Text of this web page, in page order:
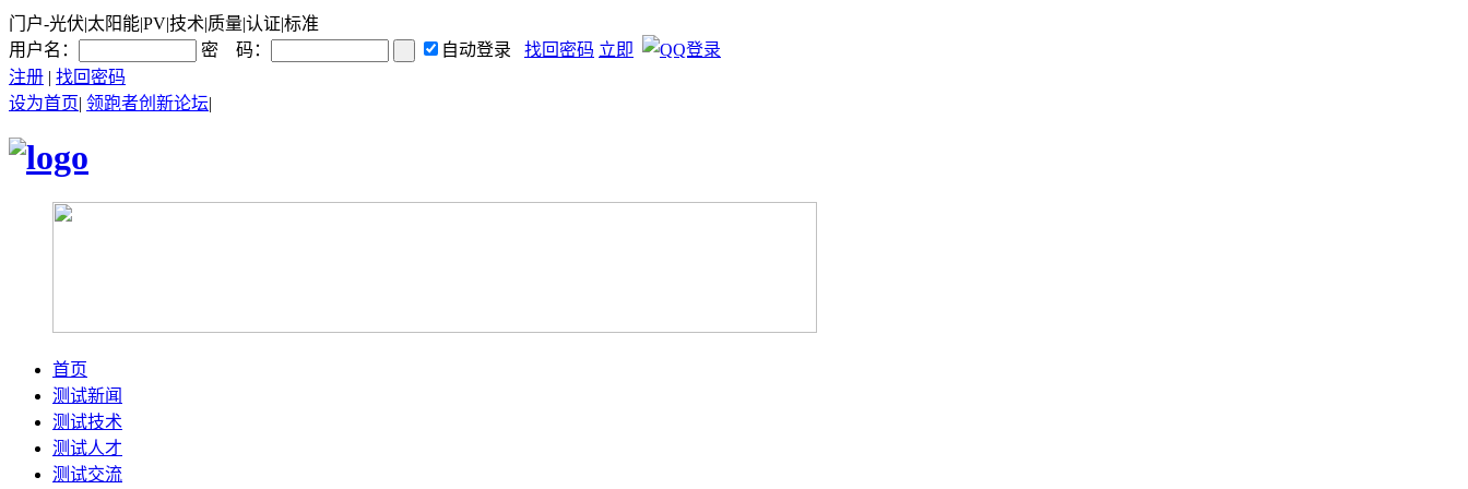
门户-光伏|太阳能|PV|技术|质量|认证|标准
用户名：
密 码： 自动登录 找回密码 立即
注册 | 找回密码
设为首页| 领跑者创新论坛|
首页
测试新闻
测试技术
测试人才
测试交流